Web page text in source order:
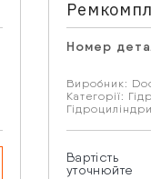
Номер
Виробник:
Категорії:
Гідроциліндри
Вартість
уточнюйте